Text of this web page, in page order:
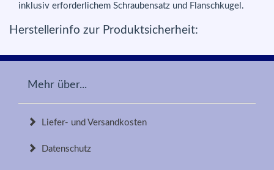
inklusiv erforderlichem Schraubensatz und Flanschkugel.
Herstellerinfo zur Produktsicherheit:
Mehr über...
Liefer- und Versandkosten
Datenschutz